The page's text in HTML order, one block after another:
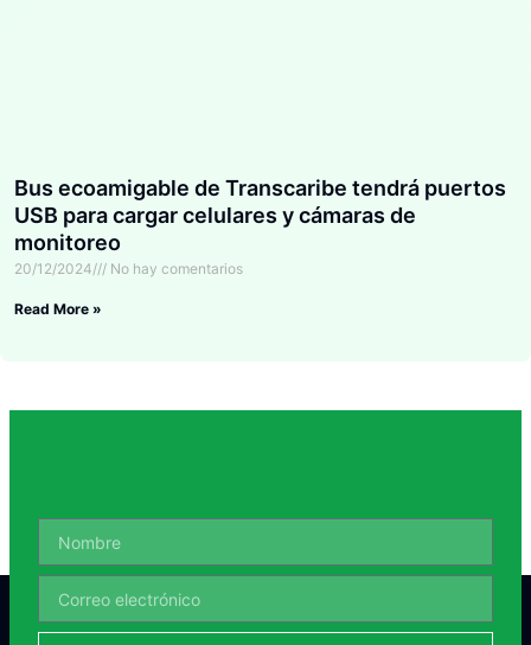
Bus ecoamigable de Transcaribe tendrá puertos
USB para cargar celulares y cámaras de
monitoreo
20/12/2024 No hay comentarios
Read More »